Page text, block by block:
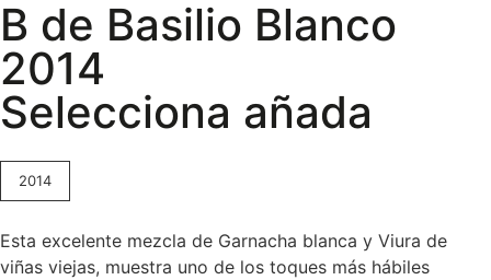
B de Basilio Blanco
2014
Selecciona añada
2014
Esta excelente mezcla de Garnacha blanca y Viura de
viñas viejas, muestra uno de los toques más hábiles